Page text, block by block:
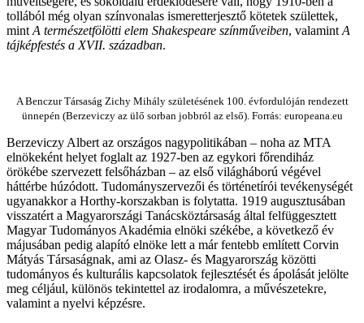
tollából még olyan színvonalas ismeretterjesztő kötetek születtek,
mint A természetfölötti elem Shakespeare színműveiben, valamint A
tájképfestés a XVII. században.
A Benczur Társaság Zichy Mihály születésének 100. évfordulóján rendezett
ünnepén (Berzeviczy az ülő sorban jobbról az első). Forrás: europeana.eu
Berzeviczy Albert az országos nagypolitikában – noha az MTA
elnökeként helyet foglalt az 1927-ben az egykori főrendiház
örökébe szervezett felsőházban – az első világháború végével
háttérbe húzódott. Tudományszervezői és történetírói tevékenységét
ugyanakkor a Horthy-korszakban is folytatta. 1919 augusztusában
visszatért a Magyarországi Tanácsköztársaság által felfüggesztett
Magyar Tudományos Akadémia elnöki székébe, a következő év
májusában pedig alapító elnöke lett a már fentebb említett Corvin
Mátyás Társaságnak, ami az Olasz- és Magyarország közötti
tudományos és kulturális kapcsolatok fejlesztését és ápolását jelölte
meg céljául, különös tekintettel az irodalomra, a művészetekre,
valamint a nyelvi képzésre.